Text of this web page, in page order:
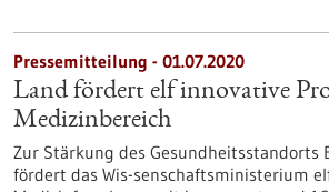
Pressemitteilung - 01.07.2020
Land fördert elf innovative
Medizinbereich
Zur Stärkung des Gesundheitsstandorts
fördert das Wis-senschaftsministerium